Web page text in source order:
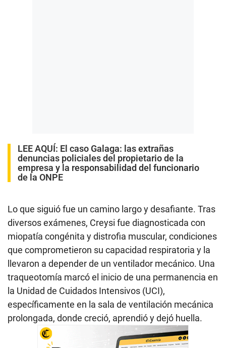
LEE AQUÍ: El caso Galaga: las extrañas
denuncias policiales del propietario de la
empresa y la responsabilidad del funcionario
de la ONPE
Lo que siguió fue un camino largo y desafiante. Tras
diversos exámenes, Creysi fue diagnosticada con
miopatía congénita y distrofia muscular, condiciones
que comprometieron su capacidad respiratoria y la
llevaron a depender de un ventilador mecánico. Una
traqueotomía marcó el inicio de una permanencia en
la Unidad de Cuidados Intensivos (UCI),
específicamente en la sala de ventilación mecánica
prolongada, donde creció, aprendió y dejó huella.